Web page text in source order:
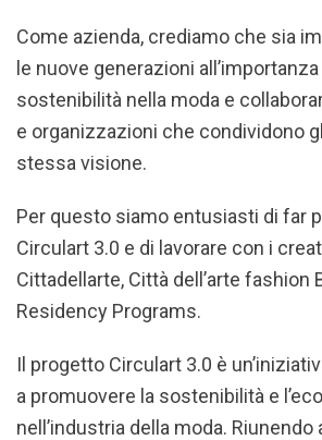
Come azienda, crediamo che sia
le nuove generazioni
sostenibilità nella moda e
e organizzazioni che condividono
stessa visione.
Per questo siamo entusiasti di far
Circulart 3.0 e di lavorare con i
Cittadellarte, Città dell’arte fashion
Residency Programs.
Il progetto Circulart 3.0 è
a promuovere la sostenibilità e
nell’industria della moda.